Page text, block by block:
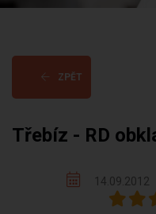
ZPĚT
Třebíz - RD
14.09.2012